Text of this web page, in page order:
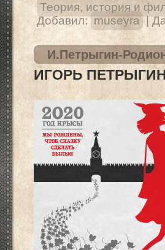
Теория, история и
Добавил: museyra |
И.Петрыгин-
ИГОРЬ